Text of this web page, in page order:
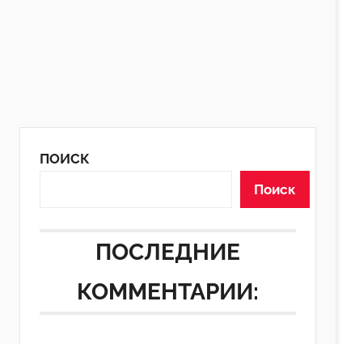
ПОИСК
Поиск
ПОСЛЕДНИЕ
КОММЕНТАРИИ: